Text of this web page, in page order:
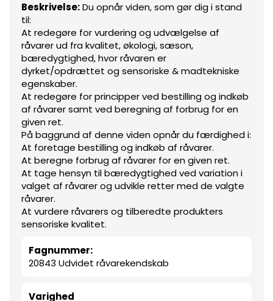
Beskrivelse:Du opnår viden, som gør dig i stand
til:
At redegøre for vurdering og udvælgelse af
råvarer ud fra kvalitet, økologi, sæson,
bæredygtighed, hvor råvaren er
dyrket/opdrættet og sensoriske & madtekniske
egenskaber.
At redegøre for principper ved bestilling og indkøb
af råvarer samt ved beregning af forbrug for en
given ret.
På baggrund af denne viden opnår du færdighed i:
At foretage bestilling og indkøb af råvarer.
At beregne forbrug af råvarer for en given ret.
At tage hensyn til bæredygtighed ved variation i
valget af råvarer og udvikle retter med de valgte
råvarer.
At vurdere råvarers og tilberedte produkters
sensoriske kvalitet.
Fagnummer:
20843 Udvidet råvarekendskab
Varighed